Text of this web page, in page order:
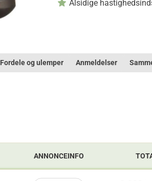
Alsidige
Fordele og ulemper Anmeldelser
ANNONCEINFO